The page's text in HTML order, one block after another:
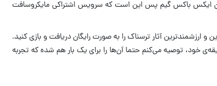
ایکس باکس گیم پس این است که سرویس اشتراکی مایکروسافت
آثار ترسناک را به صورت رایگان دریافت و بازی کنید.
به سلیقه‌ی خود، توصیه می‌کنم حتما آن‌ها را برای یک بار هم شده که تجربه